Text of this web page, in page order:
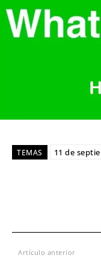
TEMAS 11 de
Artículo anterior